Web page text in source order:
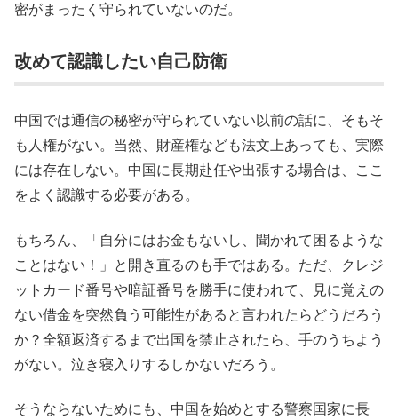
密がまったく守られていないのだ。
改めて認識したい自己防衛
中国では通信の秘密が守られていない以前の話に、そもそ
も人権がない。当然、財産権なども法文上あっても、実際
には存在しない。中国に長期赴任や出張する場合は、ここ
をよく認識する必要がある。
もちろん、「自分にはお金もないし、聞かれて困るような
ことはない！」と開き直るのも手ではある。ただ、クレジ
ットカード番号や暗証番号を勝手に使われて、見に覚えの
ない借金を突然負う可能性があると言われたらどうだろう
か？全額返済するまで出国を禁止されたら、手のうちよう
がない。泣き寝入りするしかないだろう。
そうならないためにも、中国を始めとする警察国家に長